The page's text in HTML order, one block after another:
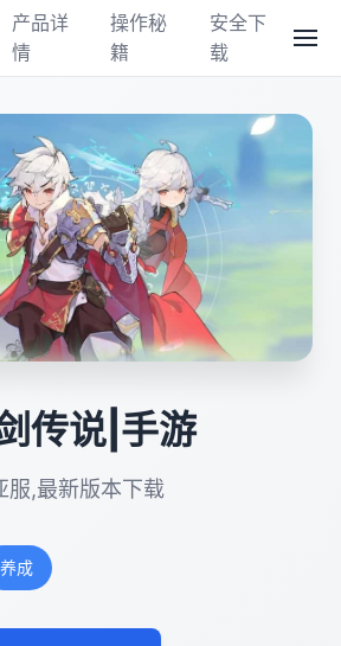
产品详
情
操作秘
籍
安全下
载
传说|手游
服,最新版本下载
养成